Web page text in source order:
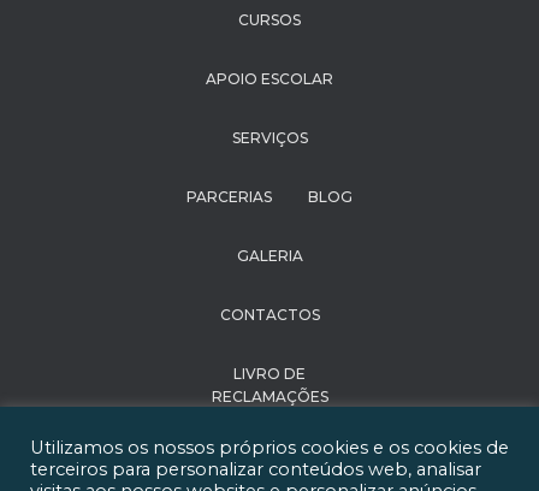
CURSOS
APOIO ESCOLAR
SERVIÇOS
PARCERIAS BLOG
GALERIA
CONTACTOS
LIVRO DE
RECLAMAÇÕES
POLÍTICA DE
PRIVACIDADE
Utilizamos os nossos próprios cookies e os cookies de
terceiros para personalizar conteúdos web, analisar